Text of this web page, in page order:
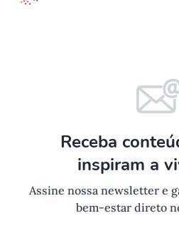
Receba
inspiram a
Assine nossa newsletter e
bem-estar direto